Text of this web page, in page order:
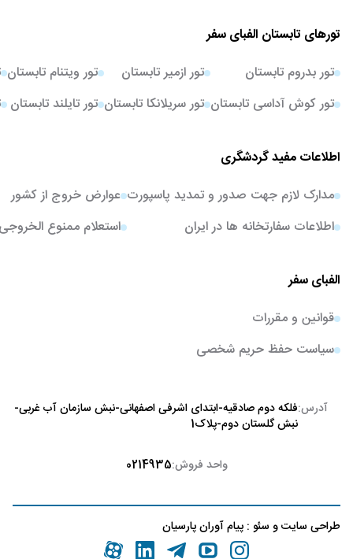
تورهای تابستان الفبای سفر
تور بدروم تابستان
تور کوش آداسی تابستان
تور ازمیر تابستان
تور سریلانکا تابستان
تور ویتنام تابستان
تور تایلند تابستان
اطلاعات مفید گردشگری
مدارک لازم جهت صدور و تمدید پاسپورت
اطلاعات سفارتخانه ها در ایران
عوارض خروج از کشور
استعلام ممنوع
الفبای سفر
قوانین و مقررات
سیاست حفظ حریم شخصی
آدرس:فلکه دوم صادقیه-ابتدای اشرفی اصفهانی-نبش سازمان آب غربی-
نبش گلستان دوم-پلاک1
واحد فروش:0214935
طراحی سایتوسئو : پیام آوران پارسیان